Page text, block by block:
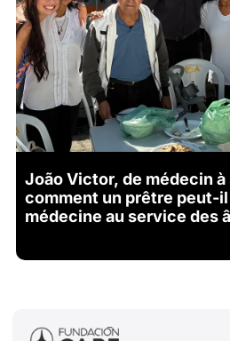
João Victor, de médecin
comment un prêtre peut-
médecine au service des